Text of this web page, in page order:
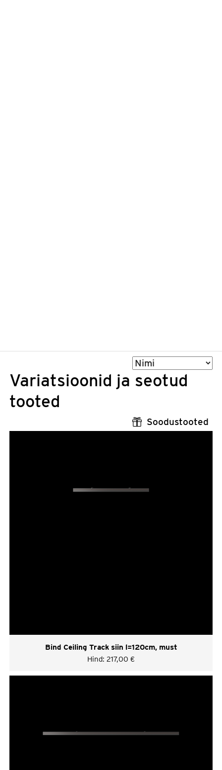
Sorteeri
Variatsioonid ja seotud
tooted
Soodustooted
Bind Ceiling Track siin l=120cm, must
Hind: 217,00 €